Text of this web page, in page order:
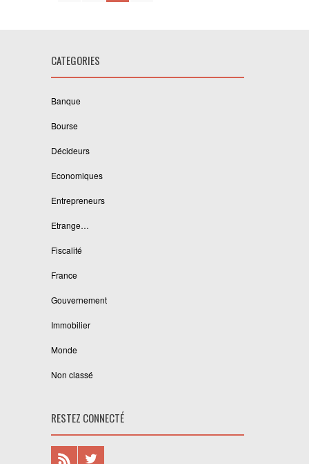
CATEGORIES
Banque
Bourse
Décideurs
Economiques
Entrepreneurs
Etrange…
Fiscalité
France
Gouvernement
Immobilier
Monde
Non classé
RESTEZ CONNECTÉ